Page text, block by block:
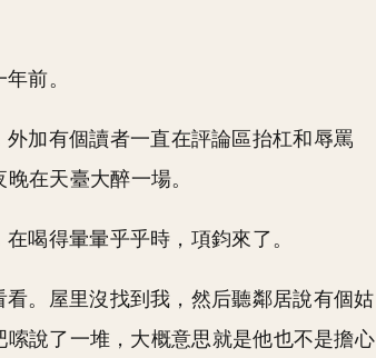
前。
外加有個讀者一直在評論區抬杠和辱罵
在天臺大醉一場。
喝得暈暈乎乎時，項鈞來了。
。屋里沒找到我，然后聽鄰居說有個姑
說了一堆，大概意思就是他也不是擔心